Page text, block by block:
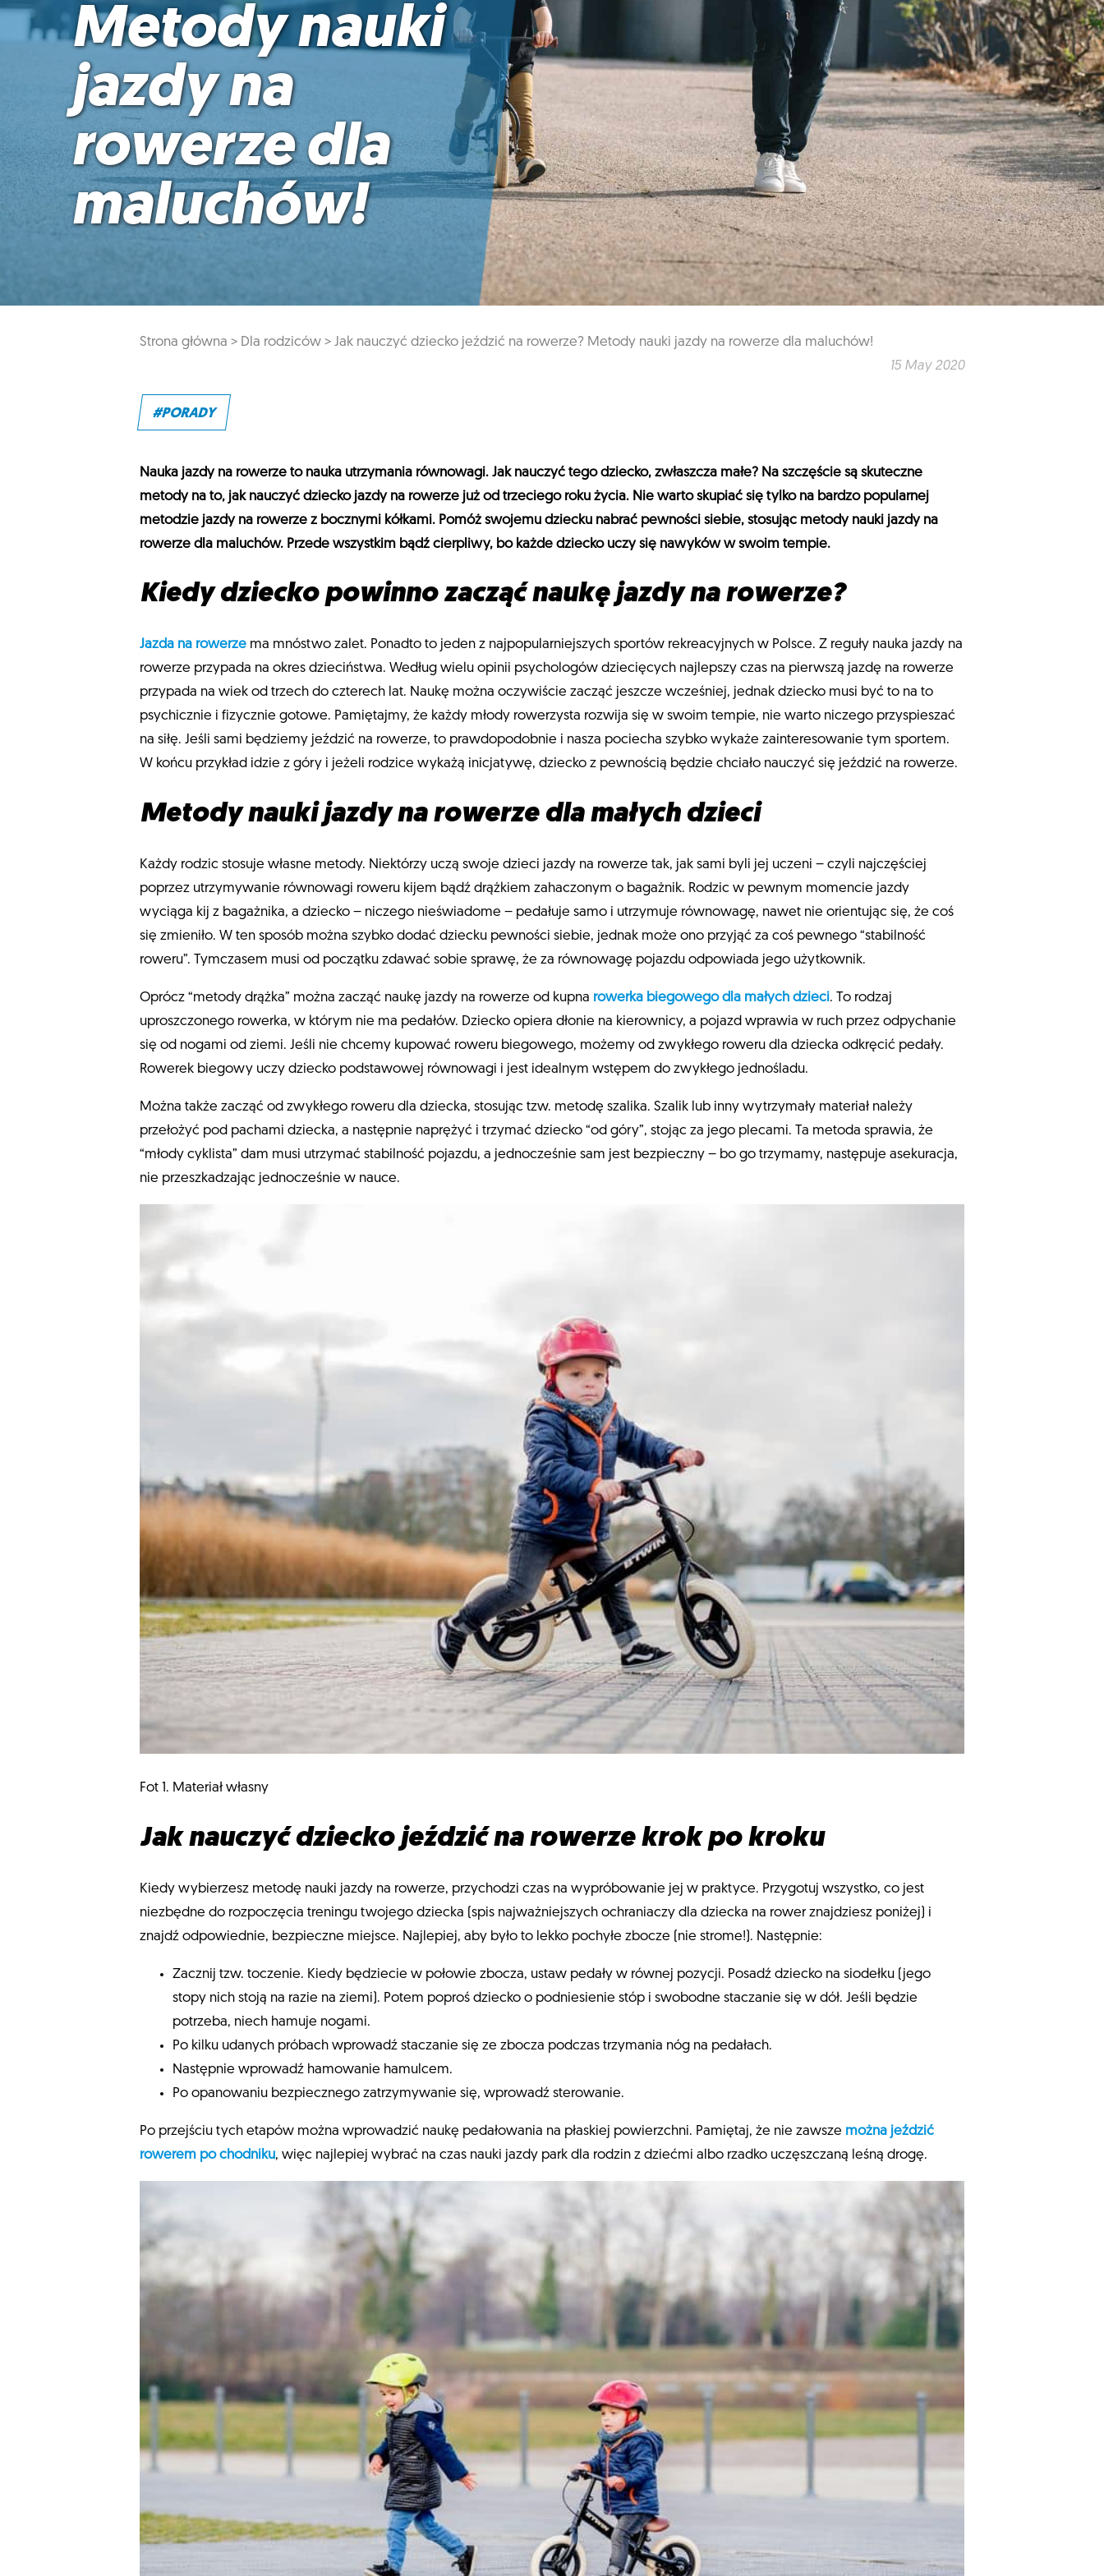
Metody nauki
jazdy na
rowerze dla
maluchów!
Strona główna > Dla rodziców > Jak nauczyć dziecko jeździć na rowerze? Metody nauki jazdy na rowerze dla maluchów!
15 May 2020
#PORADY
Nauka jazdy na rowerze to nauka utrzymania równowagi. Jak nauczyć tego dziecko, zwłaszcza małe? Na szczęście są skuteczne
metody na to, jak nauczyć dziecko jazdy na rowerze już od trzeciego roku życia. Nie warto skupiać się tylko na bardzo popularnej
metodzie jazdy na rowerze z bocznymi kółkami. Pomóż swojemu dziecku nabrać pewności siebie, stosując metody nauki jazdy na
rowerze dla maluchów. Przede wszystkim bądź cierpliwy, bo każde dziecko uczy się nawyków w swoim tempie.
Kiedy dziecko powinno zacząć naukę jazdy na rowerze?
Jazda na rowerze ma mnóstwo zalet. Ponadto to jeden z najpopularniejszych sportów rekreacyjnych w Polsce. Z reguły nauka jazdy na
rowerze przypada na okres dzieciństwa. Według wielu opinii psychologów dziecięcych najlepszy czas na pierwszą jazdę na rowerze
przypada na wiek od trzech do czterech lat. Naukę można oczywiście zacząć jeszcze wcześniej, jednak dziecko musi być to na to
psychicznie i fizycznie gotowe. Pamiętajmy, że każdy młody rowerzysta rozwija się w swoim tempie, nie warto niczego przyspieszać
na siłę. Jeśli sami będziemy jeździć na rowerze, to prawdopodobnie i nasza pociecha szybko wykaże zainteresowanie tym sportem.
W końcu przykład idzie z góry i jeżeli rodzice wykażą inicjatywę, dziecko z pewnością będzie chciało nauczyć się jeździć na rowerze.
Metody nauki jazdy na rowerze dla małych dzieci
Każdy rodzic stosuje własne metody. Niektórzy uczą swoje dzieci jazdy na rowerze tak, jak sami byli jej uczeni – czyli najczęściej
poprzez utrzymywanie równowagi roweru kijem bądź drążkiem zahaczonym o bagażnik. Rodzic w pewnym momencie jazdy
wyciąga kij z bagażnika, a dziecko – niczego nieświadome – pedałuje samo i utrzymuje równowagę, nawet nie orientując się, że coś
się zmieniło. W ten sposób można szybko dodać dziecku pewności siebie, jednak może ono przyjąć za coś pewnego “stabilność
roweru”. Tymczasem musi od początku zdawać sobie sprawę, że za równowagę pojazdu odpowiada jego użytkownik.
Oprócz “metody drążka” można zacząć naukę jazdy na rowerze od kupna rowerka biegowego dla małych dzieci. To rodzaj
uproszczonego rowerka, w którym nie ma pedałów. Dziecko opiera dłonie na kierownicy, a pojazd wprawia w ruch przez odpychanie
się od nogami od ziemi. Jeśli nie chcemy kupować roweru biegowego, możemy od zwykłego roweru dla dziecka odkręcić pedały.
Rowerek biegowy uczy dziecko podstawowej równowagi i jest idealnym wstępem do zwykłego jednośladu.
Można także zacząć od zwykłego roweru dla dziecka, stosując tzw. metodę szalika. Szalik lub inny wytrzymały materiał należy
przełożyć pod pachami dziecka, a następnie naprężyć i trzymać dziecko “od góry”, stojąc za jego plecami. Ta metoda sprawia, że
“młody cyklista” dam musi utrzymać stabilność pojazdu, a jednocześnie sam jest bezpieczny – bo go trzymamy, następuje asekuracja,
nie przeszkadzając jednocześnie w nauce.
Fot 1. Materiał własny
Jak nauczyć dziecko jeździć na rowerze krok po kroku
Kiedy wybierzesz metodę nauki jazdy na rowerze, przychodzi czas na wypróbowanie jej w praktyce. Przygotuj wszystko, co jest
niezbędne do rozpoczęcia treningu twojego dziecka (spis najważniejszych ochraniaczy dla dziecka na rower znajdziesz poniżej) i
znajdź odpowiednie, bezpieczne miejsce. Najlepiej, aby było to lekko pochyłe zbocze (nie strome!). Następnie:
Zacznij tzw. toczenie. Kiedy będziecie w połowie zbocza, ustaw pedały w równej pozycji. Posadź dziecko na siodełku (jego
stopy nich stoją na razie na ziemi). Potem poproś dziecko o podniesienie stóp i swobodne staczanie się w dół. Jeśli będzie
potrzeba, niech hamuje nogami.
Po kilku udanych próbach wprowadź staczanie się ze zbocza podczas trzymania nóg na pedałach.
Następnie wprowadź hamowanie hamulcem.
Po opanowaniu bezpiecznego zatrzymywanie się, wprowadź sterowanie.
Po przejściu tych etapów można wprowadzić naukę pedałowania na płaskiej powierzchni. Pamiętaj, że nie zawsze można jeździć
rowerem po chodniku, więc najlepiej wybrać na czas nauki jazdy park dla rodzin z dziećmi albo rzadko uczęszczaną leśną drogę.